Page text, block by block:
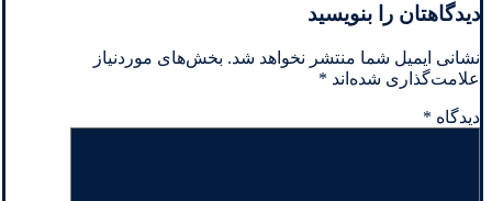
دیدگاهتان را بنویسید
نشانی ایمیل شما منتشر نخواهد شد. بخش‌های موردنیاز
علامت‌گذاری شده‌اند *
دیدگاه *